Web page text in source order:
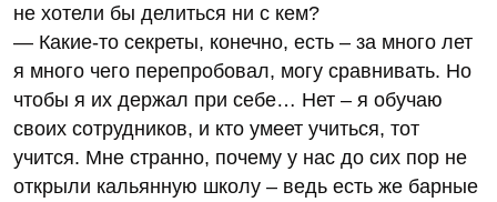
не хотели бы делиться ни с кем?
— Какие-то секреты, конечно, есть – за много лет
я много чего перепробовал, могу сравнивать. Но
чтобы я их держал при себе… Нет – я обучаю
своих сотрудников, и кто умеет учиться, тот
учится. Мне странно, почему у нас до сих пор не
открыли кальянную школу – ведь есть же барные